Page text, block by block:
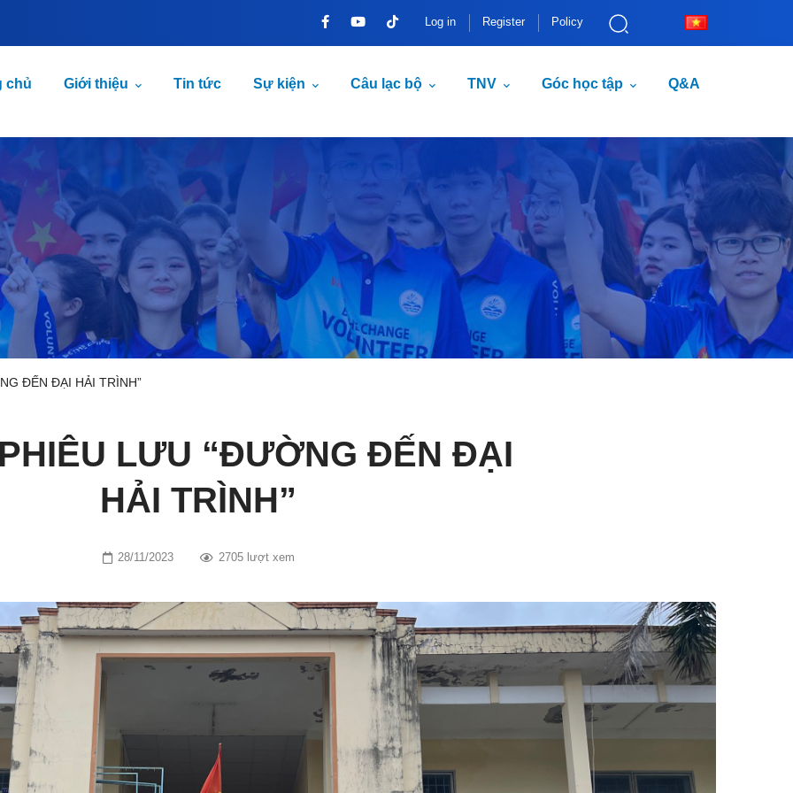
Log in Register Policy
chủ Giới thiệu Tin tức Sự kiện Câu lạc bộ TNV Góc học tập Q&A
ĐẾN ĐẠI HẢI TRÌNH”
LƯU “ĐƯỜNG ĐẾN ĐẠI
HẢI TRÌNH”
28/11/2023 2705 lượt xem